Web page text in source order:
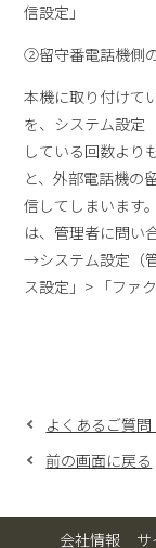
信設定」
②留守番電話機側
本機に取り付けて
を、システム設定
している回数より
と、外部電話機の
信してしまいます
は、管理者に問い
→システム設定（
ス設定」> 「ファ
よくあるご質
前の画面に戻る
会社情報 サ